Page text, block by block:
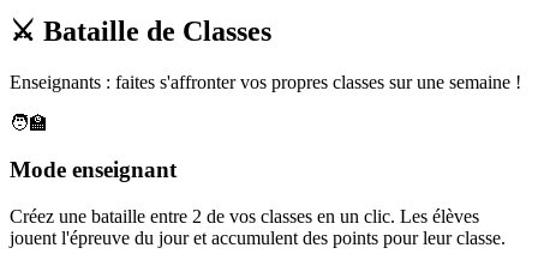
⚔️ Bataille de Classes
Enseignants : faites s'affronter vos propres classes sur une semaine !
🧑‍🏫
Mode enseignant
Créez une bataille entre 2 de vos classes en un clic. Les élèves
jouent l'épreuve du jour et accumulent des points pour leur classe.